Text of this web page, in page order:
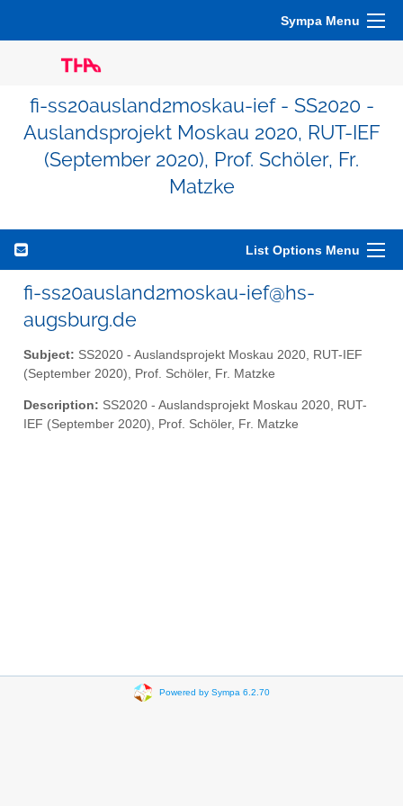
Sympa Menu
fi-ss20ausland2moskau-ief - SS2020 -
Auslandsprojekt Moskau 2020, RUT-IEF
(September 2020), Prof. Schöler, Fr.
Matzke
List Options Menu
fi-ss20ausland2moskau-ief@hs-
augsburg.de
Subject: SS2020 - Auslandsprojekt Moskau 2020, RUT-IEF
(September 2020), Prof. Schöler, Fr. Matzke
Description: SS2020 - Auslandsprojekt Moskau 2020, RUT-
IEF (September 2020), Prof. Schöler, Fr. Matzke
Powered by Sympa 6.2.70